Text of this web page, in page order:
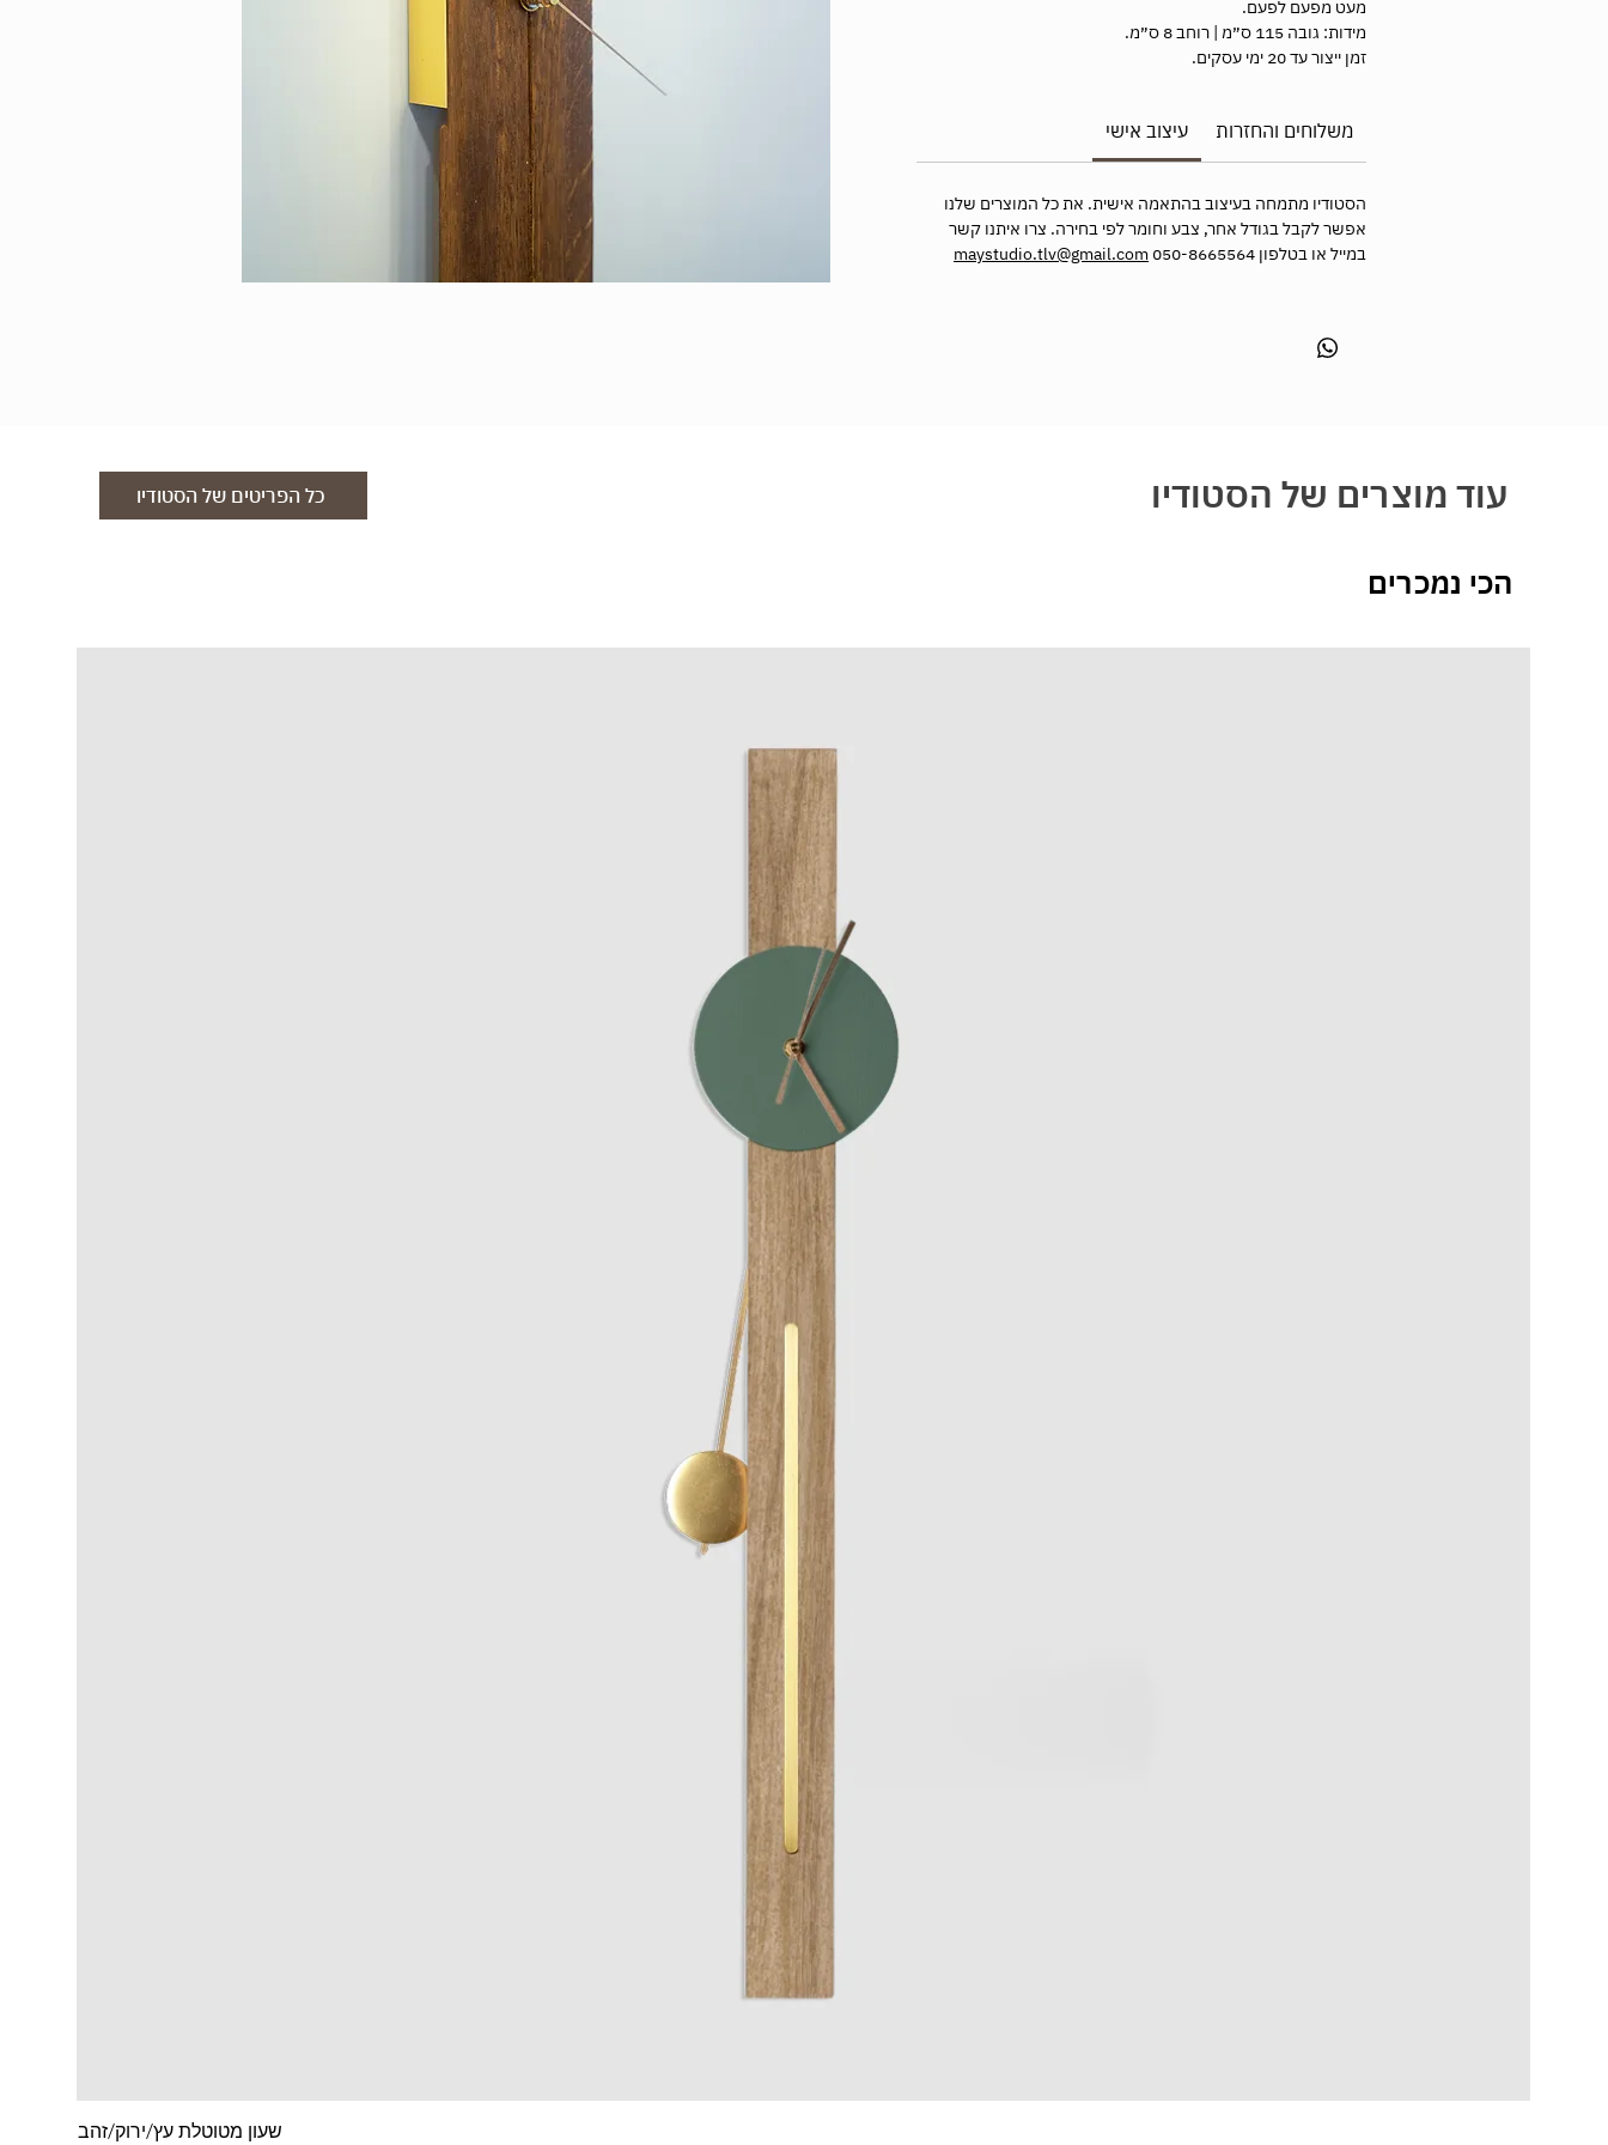
מעט מפעם לפעם.
מידות: גובה 115 ס״מ | רוחב 8 ס״מ.
זמן ייצור עד 20 ימי עסקים.
עיצוב אישי משלוחים והחזרות
הסטודיו מתמחה בעיצוב בהתאמה אישית. את כל המוצרים שלנו
אפשר לקבל בגודל אחר, צבע וחומר לפי בחירה. צרו איתנו קשר
במייל או בטלפון 050-8665564
maystudio.tlv@gmail.com
כל הפריטים של הסטודיו עוד מוצרים של הסטודיו
הכי נמכרים
שעון מטוטלת עץ/ירוק/זהב